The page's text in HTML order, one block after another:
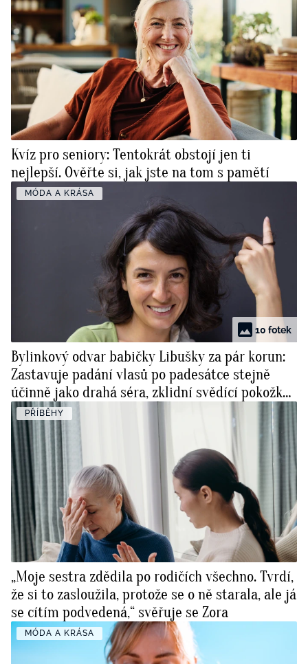
Kvíz pro seniory: Tentokrát obstojí jen ti
nejlepší. Ověřte si, jak jste na tom s pamětí
MÓDA A KRÁSA
10 fotek
Bylinkový odvar babičky Libušky za pár korun:
Zastavuje padání vlasů po padesátce stejně
účinně jako drahá séra, zklidní svědící pokožku
a posílí paměť
PŘÍBĚHY
„Moje sestra zdědila po rodičích všechno. Tvrdí,
že si to zasloužila, protože se o ně starala, ale já
se cítím podvedená,“ svěřuje se Zora
MÓDA A KRÁSA